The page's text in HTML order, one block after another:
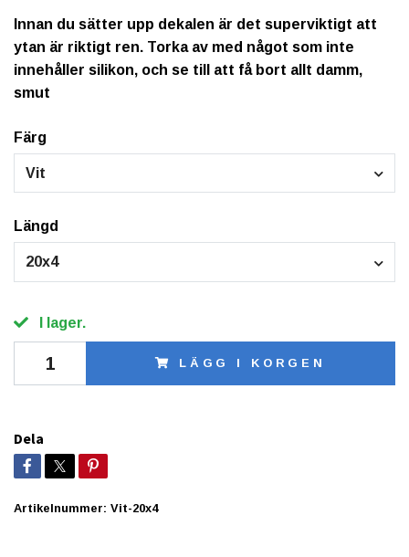
Innan du sätter upp dekalen är det superviktigt att
ytan är riktigt ren. Torka av med något som inte
innehåller silikon, och se till att få bort allt damm,
smut
Färg
Vit
Längd
20x4
I lager.
LÄGG I KORGEN
Dela
Artikelnummer: Vit-20x4